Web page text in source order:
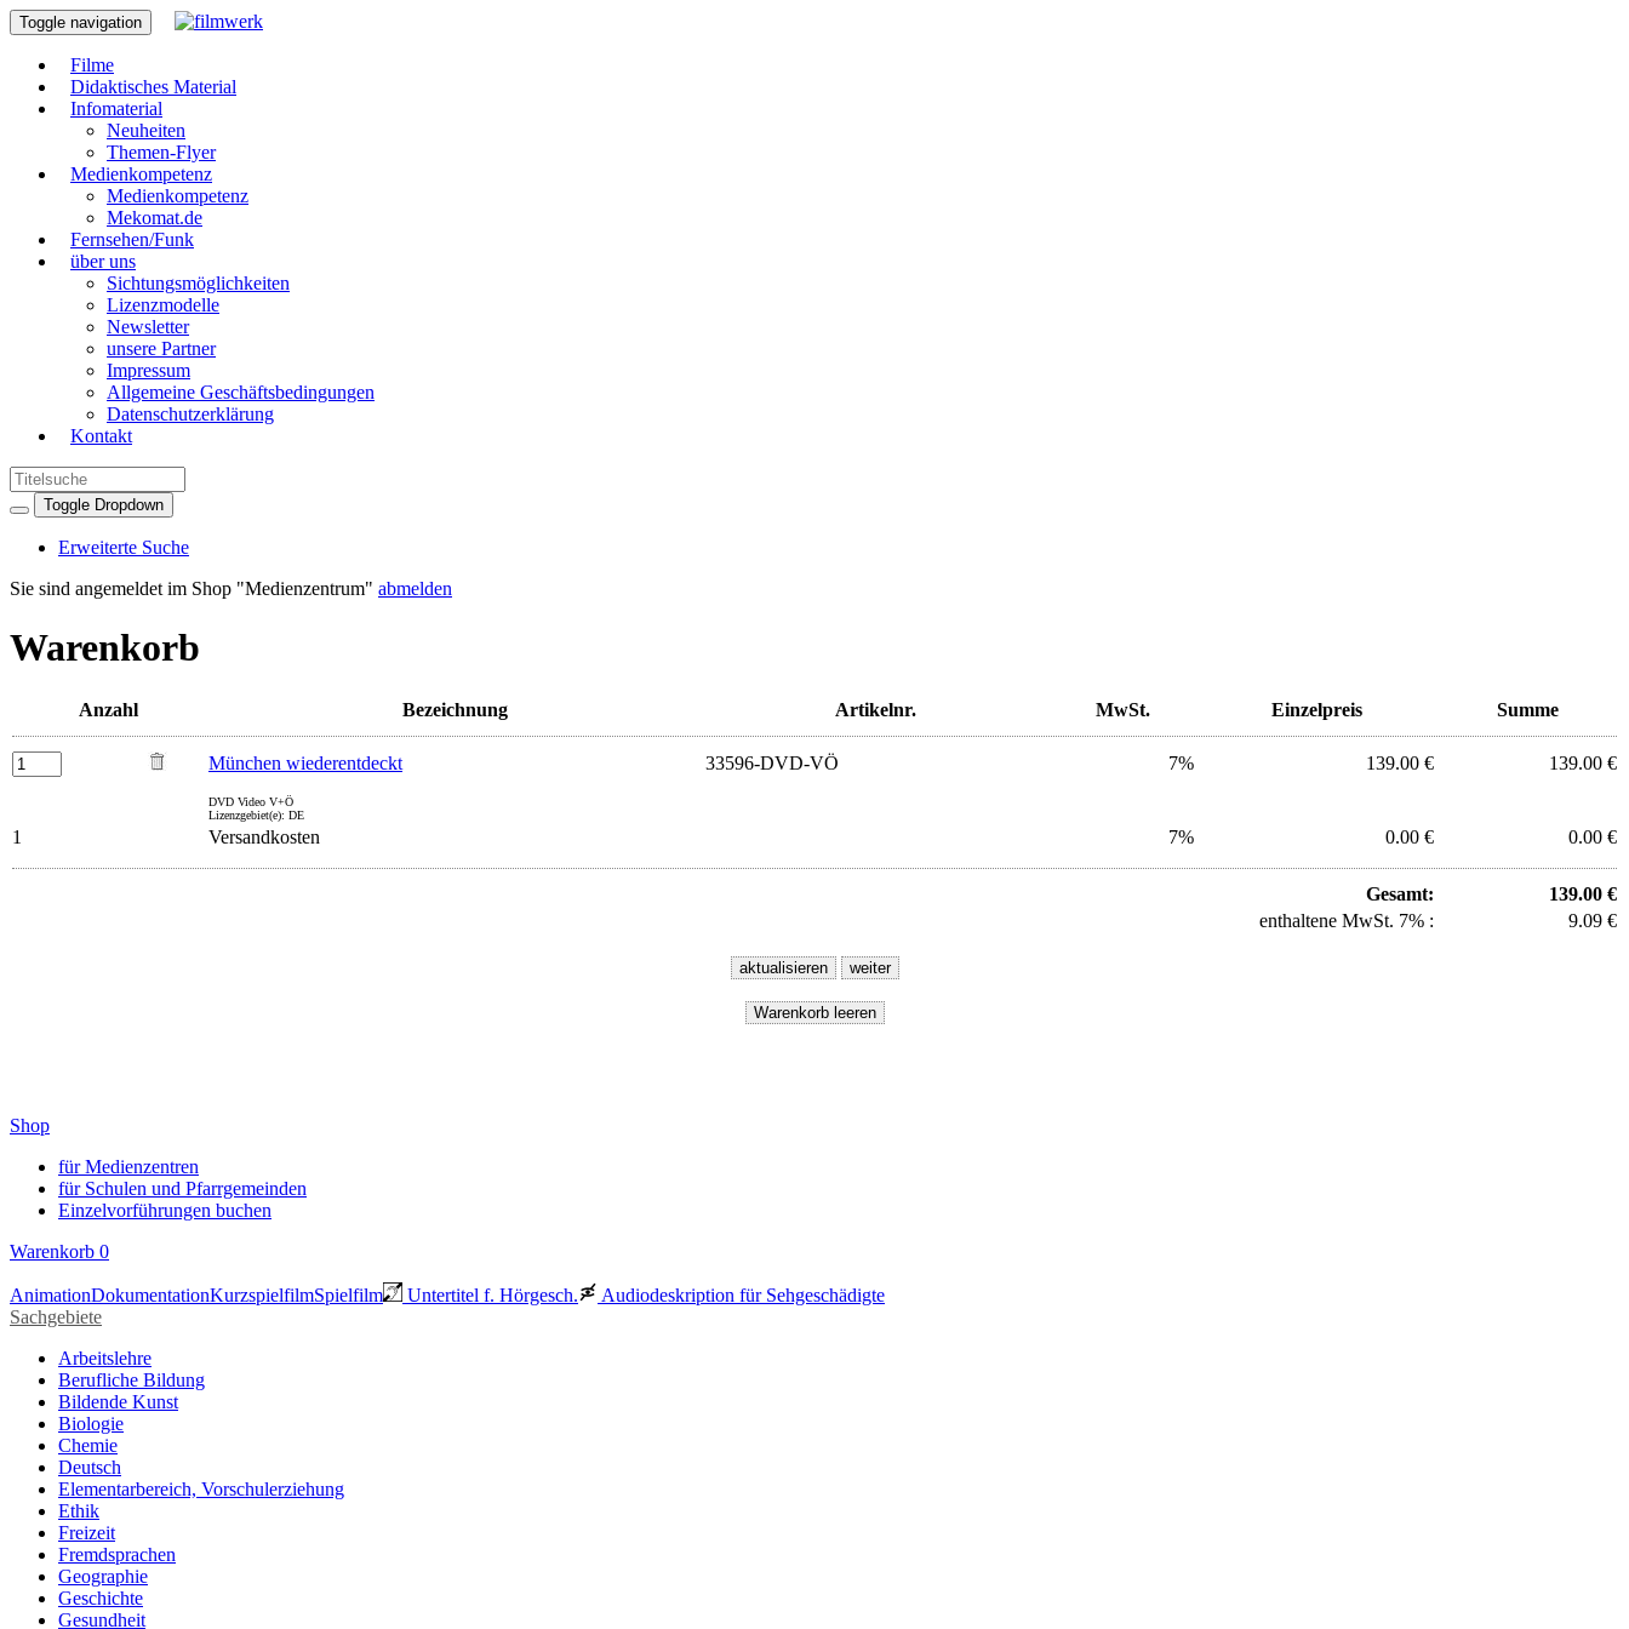
Toggle navigation
Filme
Didaktisches Material
Infomaterial
Neuheiten
Themen-Flyer
Medienkompetenz
Medienkompetenz
Mekomat.de
Fernsehen/Funk
über uns
Sichtungsmöglichkeiten
Lizenzmodelle
Newsletter
unsere Partner
Impressum
Allgemeine Geschäftsbedingungen
Datenschutzerklärung
Kontakt
Toggle Dropdown
Erweiterte Suche
Sie sind angemeldet im Shop "Medienzentrum" abmelden
Warenkorb
Anzahl Bezeichnung Artikelnr. MwSt. Einzelpreis Summe
München wiederentdeckt 33596-DVD-VÖ 7% 139.00 € 139.00 €
DVD Video V+Ö
Lizenzgebiet(e): DE
1 Versandkosten 7% 0.00 € 0.00 €
Gesamt:
139.00 €
enthaltene MwSt. 7% :
9.09 €
Shop
für Medienzentren
für Schulen und Pfarrgemeinden
Einzelvorführungen buchen
Warenkorb 0
AnimationDokumentationKurzspielfilmSpielfilm Untertitel f. Hörgesch.
Audiodeskription für Sehgeschädigte
Sachgebiete
Arbeitslehre
Berufliche Bildung
Bildende Kunst
Biologie
Chemie
Deutsch
Elementarbereich, Vorschulerziehung
Ethik
Freizeit
Fremdsprachen
Geographie
Geschichte
Gesundheit